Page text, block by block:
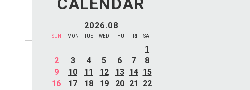
CALENDAR
2026.08
SUN MON TUE WED THU FRI SAT
1
2
3 4 5 6 7
8
9
10 11 12 13 14 15
16
17 18 19 20 21
22